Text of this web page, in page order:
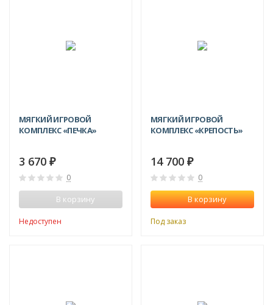
МЯГКИЙ ИГРОВОЙ
КОМПЛЕКС «ПЕЧКА»
3 670 ₽
0
В корзину
Недоступен
МЯГКИЙ ИГРОВОЙ
КОМПЛЕКС «КРЕПОСТЬ»
14 700 ₽
0
В корзину
Под заказ